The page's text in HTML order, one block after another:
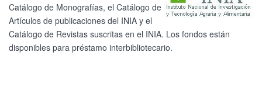
Catálogo de Monografías, el Catálogo de
Artículos de publicaciones del INIA y el
Catálogo de Revistas suscritas en el INIA. Los fondos están
disponibles para préstamo interbibliotecario.